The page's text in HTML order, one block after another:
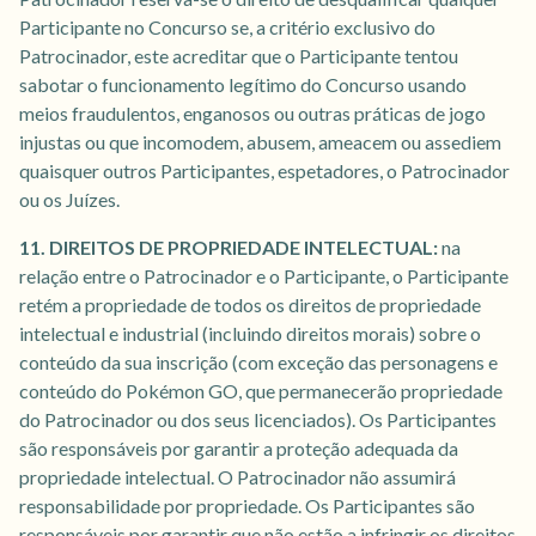
Participante no Concurso se, a critério exclusivo do
Patrocinador, este acreditar que o Participante tentou
sabotar o funcionamento legítimo do Concurso usando
meios fraudulentos, enganosos ou outras práticas de jogo
injustas ou que incomodem, abusem, ameacem ou assediem
quaisquer outros Participantes, espetadores, o Patrocinador
ou os Juízes.
11. DIREITOS DE PROPRIEDADE INTELECTUAL:na
relação entre o Patrocinador e o Participante, o Participante
retém a propriedade de todos os direitos de propriedade
intelectual e industrial (incluindo direitos morais) sobre o
conteúdo da sua inscrição (com exceção das personagens e
conteúdo do Pokémon GO, que permanecerão propriedade
do Patrocinador ou dos seus licenciados). Os Participantes
são responsáveis por garantir a proteção adequada da
propriedade intelectual. O Patrocinador não assumirá
responsabilidade por propriedade. Os Participantes são